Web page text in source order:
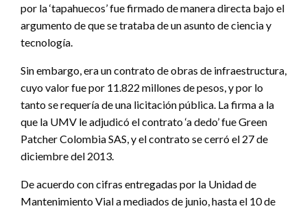
por la ‘tapahuecos’ fue firmado de manera directa bajo el
argumento de que se trataba de un asunto de ciencia y
tecnología.
Sin embargo, era un contrato de obras de infraestructura,
cuyo valor fue por 11.822 millones de pesos, y por lo
tanto se requería de una licitación pública. La firma a la
que la UMV le adjudicó el contrato ‘a dedo’ fue Green
Patcher Colombia SAS, y el contrato se cerró el 27 de
diciembre del 2013.
De acuerdo con cifras entregadas por la Unidad de
Mantenimiento Vial a mediados de junio, hasta el 10 de